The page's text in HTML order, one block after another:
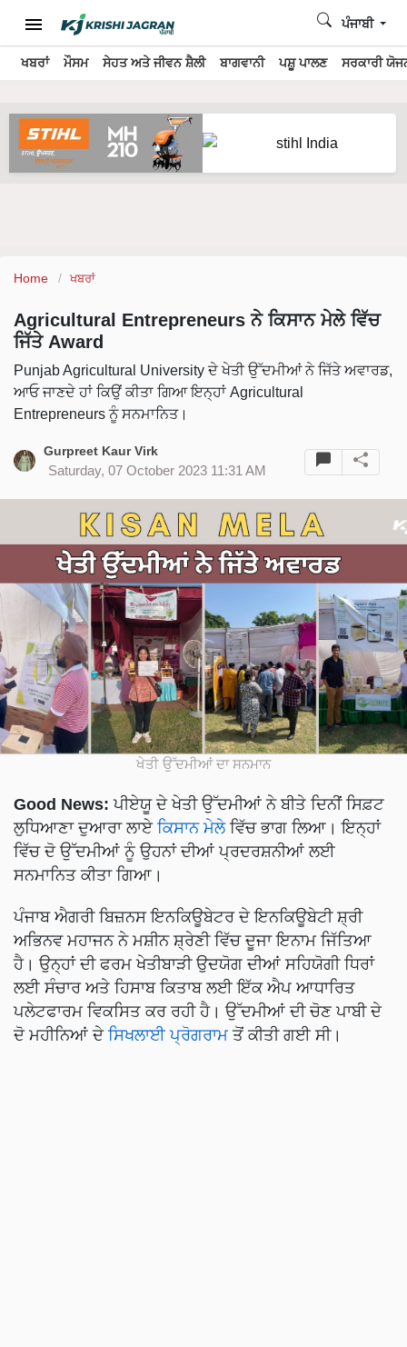
ਖਬਰਾਂ ਮੌਸਮ ਸੇਹਤ ਅਤੇ ਜੀਵਨ ਸ਼ੈਲੀ ਬਾਗਵਾਨੀ ਪਸ਼ੂ ਪਾਲਣ ਸਰਕਾਰੀ
ਪੰਜਾਬੀ
Home ਖਬਰਾਂ
Agricultural Entrepreneurs ਨੇ ਕਿਸਾਨ ਮੇਲੇ ਵਿੱਚ
ਜਿੱਤੇ Award
Punjab Agricultural University ਦੇ ਖੇਤੀ ਉੱਦਮੀਆਂ ਨੇ ਜਿੱਤੇ ਅਵਾਰਡ,
ਆਓ ਜਾਣਦੇ ਹਾਂ ਕਿਉਂ ਕੀਤਾ ਗਿਆ ਇਨ੍ਹਾਂ Agricultural
Entrepreneurs ਨੂੰ ਸਨਮਾਨਿਤ।
Gurpreet Kaur Virk
Saturday, 07 October 2023 11:31 AM
ਖੇਤੀ ਉੱਦਮੀਆਂ ਦਾ ਸਨਮਾਨ
Good News: ਪੀਏਯੂ ਦੇ ਖੇਤੀ ਉੱਦਮੀਆਂ ਨੇ ਬੀਤੇ ਦਿਨੀਂ ਸਿਫ਼ਟ
ਲੁਧਿਆਣਾ ਦੁਆਰਾ ਲਾਏਕਿਸਾਨ ਮੇਲੇਵਿੱਚ ਭਾਗ ਲਿਆ। ਇਨ੍ਹਾਂ
ਵਿੱਚ ਦੋ ਉੱਦਮੀਆਂ ਨੂੰ ਉਹਨਾਂ ਦੀਆਂ ਪ੍ਰਦਰਸ਼ਨੀਆਂ ਲਈ
ਸਨਮਾਨਿਤ ਕੀਤਾ ਗਿਆ।
ਪੰਜਾਬ ਐਗਰੀ ਬਿਜ਼ਨਸ ਇਨਕਿਊਬੇਟਰ ਦੇ ਇਨਕਿਊਬੇਟੀ ਸ਼੍ਰੀ
ਅਭਿਨਵ ਮਹਾਜਨ ਨੇ ਮਸ਼ੀਨ ਸ਼੍ਰੇਣੀ ਵਿੱਚ ਦੂਜਾ ਇਨਾਮ ਜਿੱਤਿਆ
ਹੈ। ਉਨ੍ਹਾਂ ਦੀ ਫਰਮ ਖੇਤੀਬਾੜੀ ਉਦਯੋਗ ਦੀਆਂ ਸਹਿਯੋਗੀ ਧਿਰਾਂ
ਲਈ ਸੰਚਾਰ ਅਤੇ ਹਿਸਾਬ ਕਿਤਾਬ ਲਈ ਇੱਕ ਐਪ ਆਧਾਰਿਤ
ਪਲੇਟਫਾਰਮ ਵਿਕਸਿਤ ਕਰ ਰਹੀ ਹੈ। ਉੱਦਮੀਆਂ ਦੀ ਚੋਣ ਪਾਬੀ ਦੇ
ਦੋ ਮਹੀਨਿਆਂ ਦੇ ਸਿਖਲਾਈ ਪ੍ਰੋਗਰਾਮ ਤੋਂ ਕੀਤੀ ਗਈ ਸੀ।